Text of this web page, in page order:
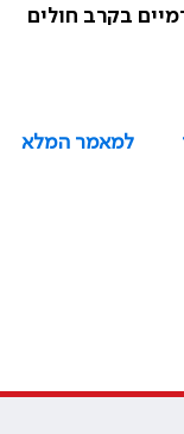
בקרב חולים
למאמר המלא